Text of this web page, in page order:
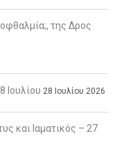
της Δρος
Ιουλίου 28 Ιουλίου 2026
και Ιαματικός – 27